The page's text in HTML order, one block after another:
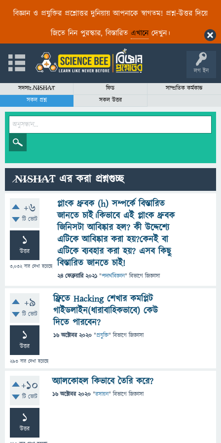
বিজ্ঞান ও প্রযুক্তির প্রশ্নোত্তর দুনিয়ায় আপনাকে স্বাগতম! প্রশ্ন-উত্তর দিয়ে
জিতে নিন পুরস্কার, বিস্তারিত এখানেদেখুন।
লগ ইন
সদস্যঃ ̷N̷I̷S̷H̷A̷T ফিড
সাম্প্রতিক কর্মকান্ড
সকল প্রশ্ন
সকল উত্তর
̷N̷I̷S̷H̷A̷T এর করা প্রশ্নগুচ্ছ
+6
টি ভোট
1
উত্তর
3,032বার দেখা হয়েছে
প্লাংক ধ্রুবক (h) সম্পর্কে বিস্তারিত
জানতে চাই।কিভাবে এই প্লাংক ধ্রুবক
জিনিসটা আবিষ্কার হল? কী উদ্দেশ্যে
এটিকে আবিষ্কার করা হয়?কেনই বা
এটিকে ব্যবহার করা হয়? এসব কিছু
বিস্তারিত জানতে চাই!
24 ফেব্রুয়ারি 2021 "পদার্থবিজ্ঞান" বিভাগে জিজ্ঞাসা
+9
টি ভোট
1
উত্তর
293 বার দেখা হয়েছে
ফ্রিতে Hacking শেখার কমপ্লিট
গাইডলাইন(ধারাবাহিকভাবে) কেউ
দিতে পারবেন?
16 অক্টোবর 2020 "প্রযুক্তি" বিভাগে জিজ্ঞাসা
+10
টি ভোট
1
উত্তর
অ্যালকোহল কিভাবে তৈরি করে?
16 অক্টোবর 2020 "রসায়ন" বিভাগে জিজ্ঞাসা